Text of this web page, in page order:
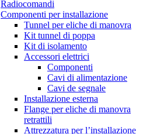
Radiocomandi
Componenti per installazione
Tunnel per eliche di manovra
Kit tunnel di poppa
Kit di isolamento
Accessori elettrici
Componenti
Cavi di alimentazione
Cavi de segnale
Installazione esterna
Flange per eliche di manovra
retrattili
Attrezzatura per l’installazione